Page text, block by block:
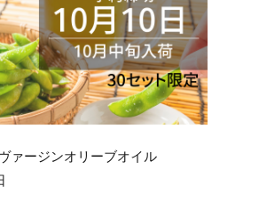
ァージンオリーブオイル